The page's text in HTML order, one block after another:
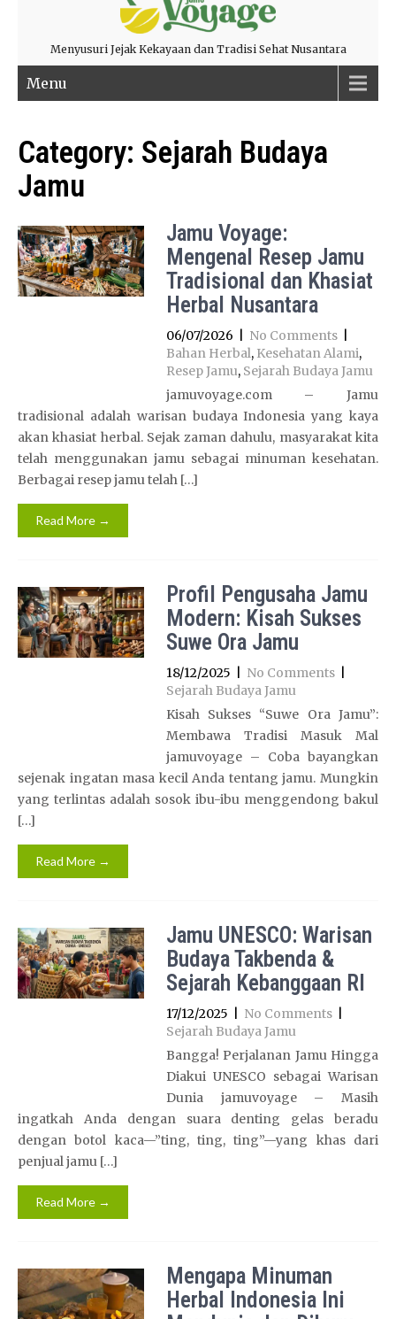
Menyusuri Jejak Kekayaan dan Tradisi Sehat Nusantara
Menu
Category: Sejarah Budaya
Jamu
Jamu Voyage:
Mengenal Resep Jamu
Tradisional dan Khasiat
Herbal Nusantara
06/07/2026 No Comments
Bahan Herbal, Kesehatan Alami,
Resep Jamu, Sejarah Budaya Jamu
jamuvoyage.com – Jamu
tradisional adalah warisan budaya Indonesia yang kaya
akan khasiat herbal. Sejak zaman dahulu, masyarakat kita
telah menggunakan jamu sebagai minuman kesehatan.
Berbagai resep jamu telah […]
Read More →
Profil Pengusaha Jamu
Modern: Kisah Sukses
Suwe Ora Jamu
18/12/2025 No Comments
Sejarah Budaya Jamu
Kisah Sukses “Suwe Ora Jamu”:
Membawa Tradisi Masuk Mal
jamuvoyage – Coba bayangkan
sejenak ingatan masa kecil Anda tentang jamu. Mungkin
yang terlintas adalah sosok ibu-ibu menggendong bakul
[…]
Read More →
Jamu UNESCO: Warisan
Budaya Takbenda &
Sejarah Kebanggaan RI
17/12/2025 No Comments
Sejarah Budaya Jamu
Bangga! Perjalanan Jamu Hingga
Diakui UNESCO sebagai Warisan
Dunia jamuvoyage – Masih
ingatkah Anda dengan suara denting gelas beradu
dengan botol kaca—”ting, ting, ting”—yang khas dari
penjual jamu […]
Read More →
Mengapa Minuman
Herbal Indonesia Ini